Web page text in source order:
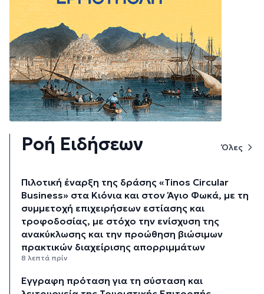
Ροή Ειδήσεων Όλες
Πιλοτική έναρξη της δράσης «Tinos Circular
Business» στα Κιόνια και στον Άγιο Φωκά, με τη
συμμετοχή επιχειρήσεων εστίασης και
τροφοδοσίας, με στόχο την ενίσχυση της
ανακύκλωσης και την προώθηση βιώσιμων
πρακτικών διαχείρισης απορριμμάτων
8 λεπτά πρίν
Έγγραφη πρόταση για τη σύσταση και